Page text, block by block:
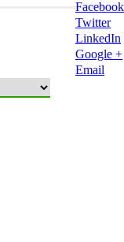
Facebook
Twitter
LinkedIn
Google +
Email